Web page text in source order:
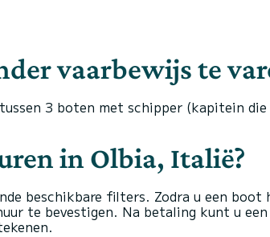
vaarbewijs te
3 boten met schipper (kapitein
in Olbia, Italië?
beschikbare filters. Zodra u een
te bevestigen. Na betaling kunt u